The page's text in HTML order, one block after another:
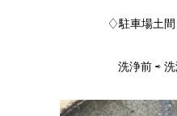
♢駐車場土
洗浄前 ⇨